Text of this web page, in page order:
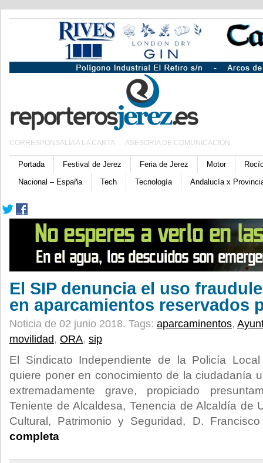
CORRESPONSALÍA A LA CARTA ASESORÍA DE COMUNICACIÓN
Portada Festival de Jerez Feria de Jerez Motor
Nacional – España
Tech Tecnología Andalucía x
El SIP denuncia el uso
en aparcamientos reservados
Noticia de 02 junio 2018. Tags: aparcaminentos,
movilidad, ORA, sip
El Sindicato Independiente de la Policía
quiere poner en conocimiento de la ciudadanía
extremadamente grave, propiciado
Teniente de Alcaldesa, Tenencia de Alcaldía de
Cultural, Patrimonio y Seguridad, D.
completa